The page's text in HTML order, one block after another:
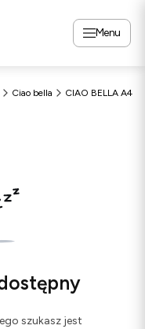
Menu
Ciao bella CIAO BELLA A4
szukasz jest